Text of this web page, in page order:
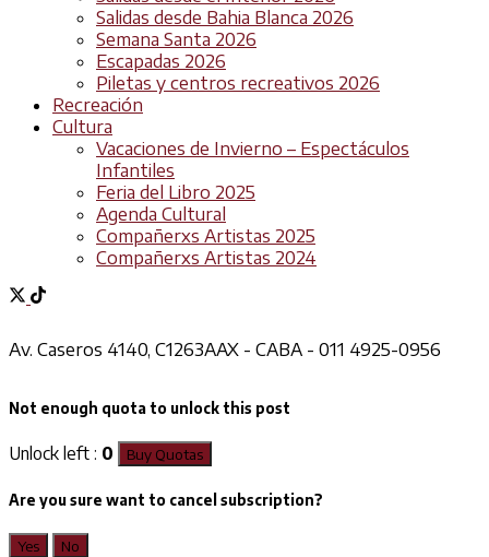
Salidas desde Bahia Blanca 2026
Semana Santa 2026
Escapadas 2026
Piletas y centros recreativos 2026
Recreación
Cultura
Vacaciones de Invierno – Espectáculos
Infantiles
Feria del Libro 2025
Agenda Cultural
Compañerxs Artistas 2025
Compañerxs Artistas 2024
Av. Caseros 4140, C1263AAX - CABA - 011 4925-0956
Not enough quota to unlock this post
Unlock left : 0 Buy Quotas
Are you sure want to cancel subscription?
Yes No